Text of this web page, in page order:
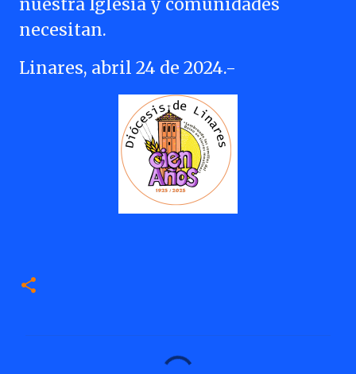
nuestra Iglesia y comunidades
necesitan.
Linares, abril 24 de 2024.-